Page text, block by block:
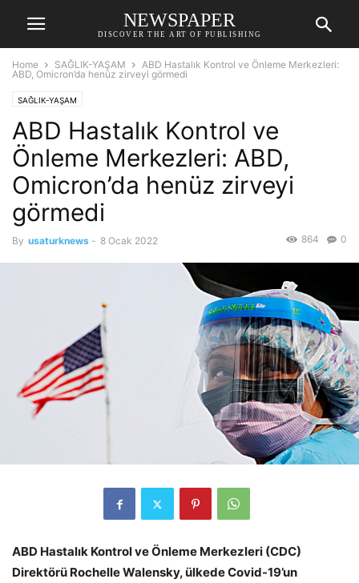
NEWSPAPER
DISCOVER THE ART OF PUBLISHING
Home SAĞLIK-YAŞAM
ABD Hastalık Kontrol ve Önleme Merkezleri:
ABD, Omicron’da henüz zirveyi görmedi
SAĞLIK-YAŞAM
ABD Hastalık Kontrol ve
Önleme Merkezleri: ABD,
Omicron’da henüz zirveyi
görmedi
By usaturknews - 8 Ocak 2022 0
864
ABD Hastalık Kontrol ve Önleme Merkezleri (CDC)
Direktörü Rochelle Walensky, ülkede Covid-19’un